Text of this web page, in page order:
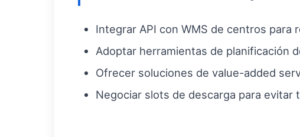
Integrar API con WMS de centros para
Adoptar herramientas de planificación
Ofrecer soluciones de value-added
Negociar slots de descarga para evitar